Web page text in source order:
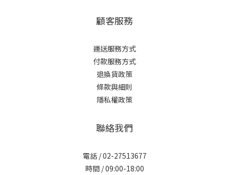
顧客服務
運送服務方式
付款服務方式
退換貨政策
條款與細則
隱私權政策
聯絡我們
電話 / 02-27513677
時間 / 09:00-18:00